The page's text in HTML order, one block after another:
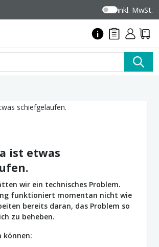
inkl. MwSt.
ist etwas
wir ein technisches Problem.
funktioniert momentan nicht wie
bereits daran, das Problem so
zu beheben.
können: